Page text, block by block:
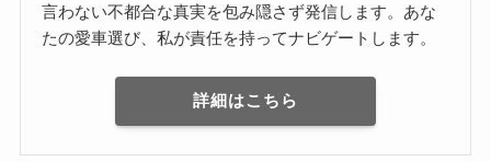
言わない不都合な真実を包み隠さず発信します。あな
たの愛車選び、私が責任を持ってナビゲートします。
詳細はこちら